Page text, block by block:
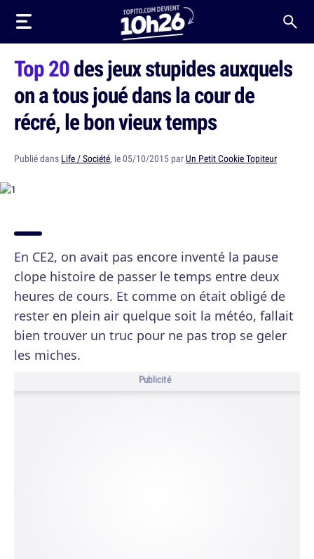
Top 20des jeux stupides auxquels
on a tous joué dans la cour de
récré, le bon vieux temps
Publié dans Life / Société, le 05/10/2015 parUn Petit Cookie Topiteur
En CE2, on avait pas encore inventé la pause
clope histoire de passer le temps entre deux
heures de cours. Et comme on était obligé de
rester en plein air quelque soit la météo, fallait
bien trouver un truc pour ne pas trop se geler
les miches.
Publicité